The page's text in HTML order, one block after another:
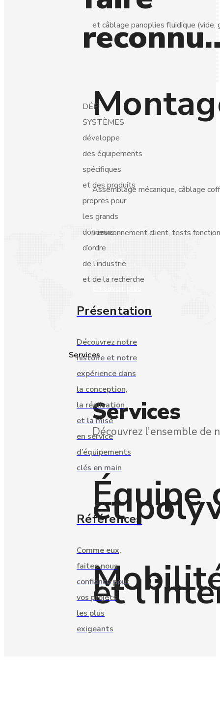
et câblage panoplies fluidique (vide,
Assemblage mécanique, câblage
l'environnement client, tests
Services
Services
Découvrez l'ensemble de
Équipe
et
et
DÉFI
SYSTÈMES
développe
des équipements
spécifiques
et des produits
propres pour
les grands
donneurs
d’ordre
de l’industrie
et de la recherche
Présentation
Découvrez notre
histoire et notre
expérience dans
la conception,
la réalisation
et la mise
en service
d’équipements
clés en main
Références
Comme eux,
faites‑nous
confiance pour
vos projets
les plus
exigeants